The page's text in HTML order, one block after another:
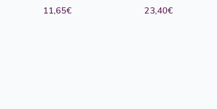
11,65€ 23,40€